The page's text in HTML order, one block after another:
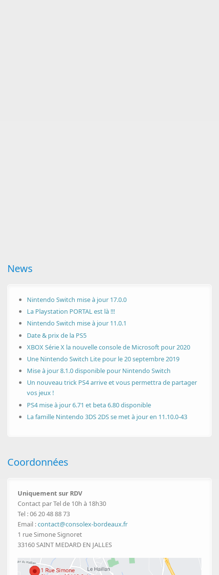
News
Nintendo Switch mise à jour 17.0.0
La Playstation PORTAL est là !!!
Nintendo Switch mise à jour 11.0.1
Date & prix de la PS5
XBOX Série X la nouvelle console de Microsoft pour 2020
Une Nintendo Switch Lite pour le 20 septembre 2019
Mise à jour 8.1.0 disponible pour Nintendo Switch
Un nouveau trick PS4 arrive et vous permettra de partager
vos jeux !
PS4 mise à jour 6.71 et beta 6.80 disponible
La famille Nintendo 3DS 2DS se met à jour en 11.10.0-43
Coordonnées
Uniquement sur RDV
Contact par Tel de 10h à 18h30
Tel : 06 20 48 88 73
Email :contact@consolex-bordeaux.fr
1 rue Simone Signoret
33160 SAINT MEDARD EN JALLES